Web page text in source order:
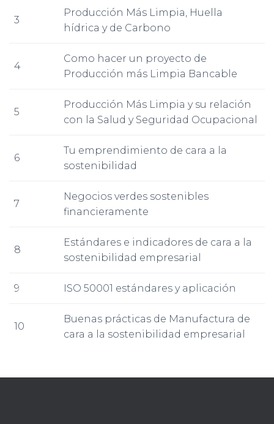
3
Producción Más Limpia, Huella
hídrica y de Carbono
4
Como hacer un proyecto de
Producción más Limpia Bancable
5
Producción Más Limpia y su relación
con la Salud y Seguridad Ocupacional
6
Tu emprendimiento de cara a la
sostenibilidad
7
Negocios verdes sostenibles
financieramente
8
Estándares e indicadores de cara a la
sostenibilidad empresarial
9 ISO 50001 estándares y aplicación
10
Buenas prácticas de Manufactura de
cara a la sostenibilidad empresarial